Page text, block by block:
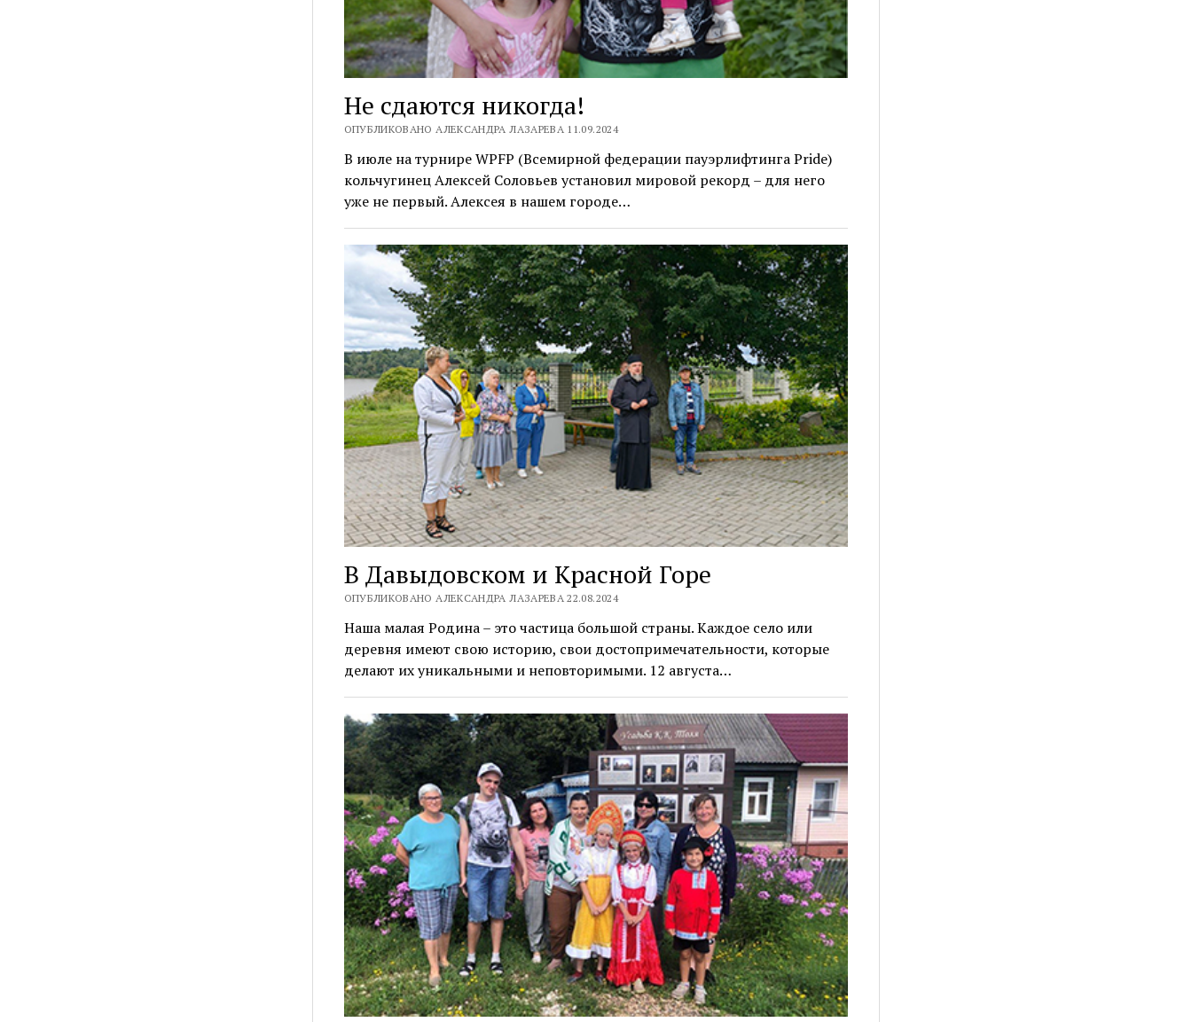
Не сдаются никогда!
ОПУБЛИКОВАНО АЛЕКСАНДРА ЛАЗАРЕВА 11.09.2024
В июле на турнире WPFP (Всемирной федерации пауэрлифтинга Pride)
кольчугинец Алексей Соловьев установил мировой рекорд – для него
уже не первый. Алексея в нашем городе…
В Давыдовском и Красной Горе
ОПУБЛИКОВАНО АЛЕКСАНДРА ЛАЗАРЕВА 22.08.2024
Наша малая Родина – это частица большой страны. Каждое село или
деревня имеют свою историю, свои достопримечательности, которые
делают их уникальными и неповторимыми. 12 августа…